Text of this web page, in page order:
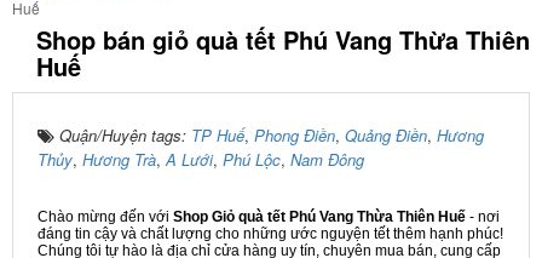
Huế
Shop bán giỏ quà tết Phú Vang Thừa Thiên
Huế
Quận/Huyện tags: TP Huế, Phong Điền, Quảng Điền, Hương
Thủy, Hương Trà,A Lưới, Phú Lộc, Nam Đông
Chào mừng đến với Shop Giỏ quà tết Phú Vang Thừa Thiên Huế - nơi
đáng tin cậy và chất lượng cho những ước nguyện tết thêm hạnh phúc!
Chúng tôi tự hào là địa chỉ cửa hàng uy tín, chuyên mua bán, cung cấp